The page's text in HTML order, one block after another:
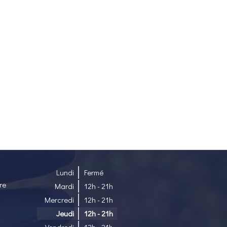
Lundi
Fermé
Mardi
12h - 21h
Mercredi
12h - 21h
Jeudi
12h - 21h